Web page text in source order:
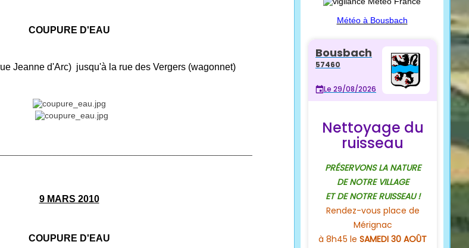
COUPURE D'EAU
Jeanne d'Arc) jusqu'à la rue des Vergers (wagonnet)
9 MARS 2010
COUPURE D'EAU
Météo à Bousbach